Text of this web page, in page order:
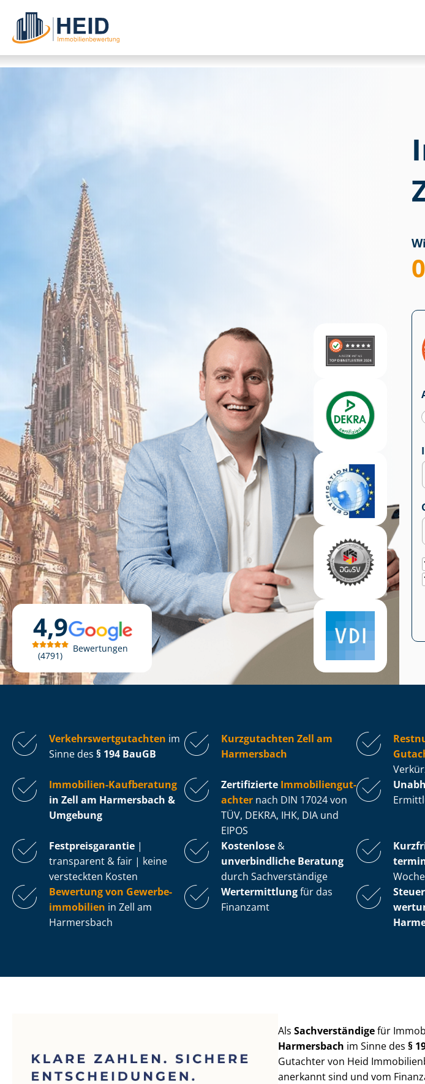
4,9
4791
Bewertungen
Ver­kehrs­wert­gut­ach­ten im
Sinne des § 194 BauGB
Kurzgutachten Zell am
Harmersbach
Immobilien-Kaufberatung
in Zell am Harmersbach &
Umgebung
Zertifizierte Im­mo­bi­li­en­gut­
ach­ter nach DIN 17024 von
TÜV, DEKRA, IHK, DIA und
EIPOS
Fest­preis­ga­ran­tie |
transparent & fair | keine
versteckten Kosten
Kostenlose &
unverbindliche Beratung
durch Sachverständige
Bewertung von Ge­wer­be­
im­mo­bi­li­en in Zell am
Harmersbach
Wertermittlungfür das
Finanzamt
AlsSachverständigefür
Harmersbach im Sinne des§
Gutachter von Heid
anerkannt sind und vom